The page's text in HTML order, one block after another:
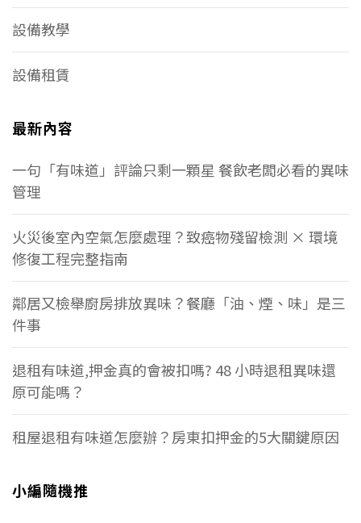
設備教學
設備租賃
最新內容
一句「有味道」評論只剩一顆星 餐飲老闆必看的異味
管理
火災後室內空氣怎麼處理？致癌物殘留檢測 × 環境
修復工程完整指南
鄰居又檢舉廚房排放異味？餐廳「油、煙、味」是三
件事
退租有味道,押金真的會被扣嗎? 48 小時退租異味還
原可能嗎？
租屋退租有味道怎麼辦？房東扣押金的5大關鍵原因
小編隨機推